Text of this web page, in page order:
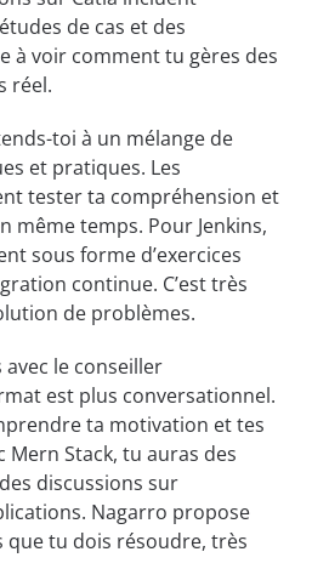
de cas et des
à voir comment tu gères des
réel.
toi à un mélange de
et pratiques. Les
tester ta compréhension et
même temps. Pour Jenkins,
sous forme d’exercices
continue. C’est très
de problèmes.
le conseiller
est plus conversationnel.
ta motivation et tes
Mern Stack, tu auras des
discussions sur
Nagarro propose
que tu dois résoudre, très